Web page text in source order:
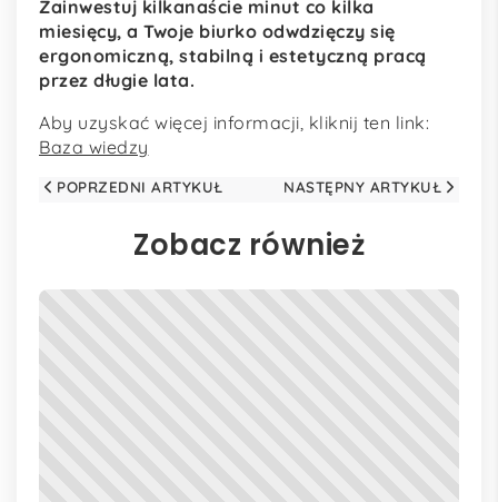
Zainwestuj kilkanaście minut co kilka
miesięcy, a Twoje biurko odwdzięczy się
ergonomiczną, stabilną i estetyczną pracą
przez długie lata.
Aby uzyskać więcej informacji, kliknij ten link:
Baza wiedzy
POPRZEDNI ARTYKUŁ NASTĘPNY ARTYKUŁ
Zobacz również